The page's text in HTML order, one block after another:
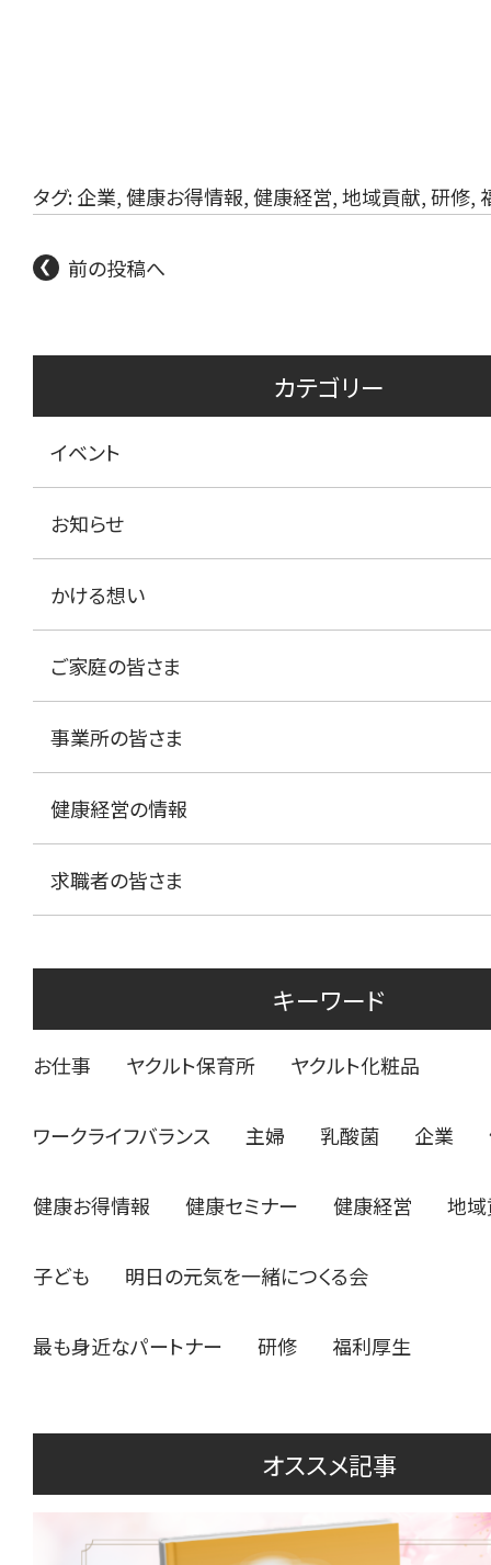
タグ:企業,健康お得情報,健康経営,地域貢献,研修,
前の投稿へ
カテゴリー
イベント
お知らせ
かける想い
ご家庭の皆さま
事業所の皆さま
健康経営の情報
求職者の皆さま
キーワード
お仕事 ヤクルト保育所 ヤクルト化粧品
ワークライフバランス 主婦 乳酸菌 企業
健康お得情報 健康セミナー 健康経営 地
子ども 明日の元気を一緒につくる会
最も身近なパートナー 研修 福利厚生
オススメ記事